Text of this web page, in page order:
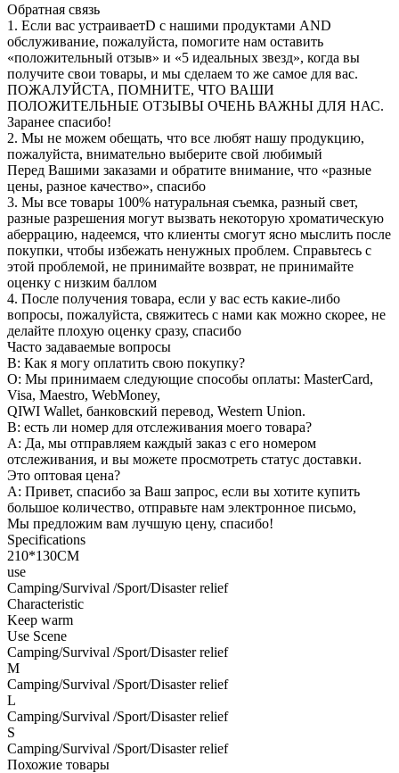
Обратная связь
1. Если вас устраиваетD с нашими продуктами AND
обслуживание, пожалуйста, помогите нам оставить
«положительный отзыв» и «5 идеальных звезд», когда вы
получите свои товары, и мы сделаем то же самое для вас.
ПОЖАЛУЙСТА, ПОМНИТЕ, ЧТО ВАШИ
ПОЛОЖИТЕЛЬНЫЕ ОТЗЫВЫ ОЧЕНЬ ВАЖНЫ ДЛЯ НАС.
Заранее спасибо!
2. Мы не можем обещать, что все любят нашу продукцию,
пожалуйста, внимательно выберите свой любимый
Перед Вашими заказами и обратите внимание, что «разные
цены, разное качество», спасибо
3. Мы все товары 100% натуральная съемка, разный свет,
разные разрешения могут вызвать некоторую хроматическую
аберрацию, надеемся, что клиенты смогут ясно мыслить после
покупки, чтобы избежать ненужных проблем. Справьтесь с
этой проблемой, не принимайте возврат, не принимайте
оценку с низким баллом
4. После получения товара, если у вас есть какие-либо
вопросы, пожалуйста, свяжитесь с нами как можно скорее, не
делайте плохую оценку сразу, спасибо
Часто задаваемые вопросы
В: Как я могу оплатить свою покупку?
О: Мы принимаем следующие способы оплаты: MasterCard,
Visa, Maestro, WebMoney,
QIWI Wallet, банковский перевод, Western Union.
В: есть ли номер для отслеживания моего товара?
A: Да, мы отправляем каждый заказ с его номером
отслеживания, и вы можете просмотреть статус доставки.
Это оптовая цена?
A: Привет, спасибо за Ваш запрос, если вы хотите купить
большое количество, отправьте нам электронное письмо,
Мы предложим вам лучшую цену, спасибо!
Specifications
210*130CM
use
Camping/Survival /Sport/Disaster relief
Characteristic
Keep warm
Use Scene
Camping/Survival /Sport/Disaster relief
M
Camping/Survival /Sport/Disaster relief
L
Camping/Survival /Sport/Disaster relief
S
Camping/Survival /Sport/Disaster relief
Похожие товары